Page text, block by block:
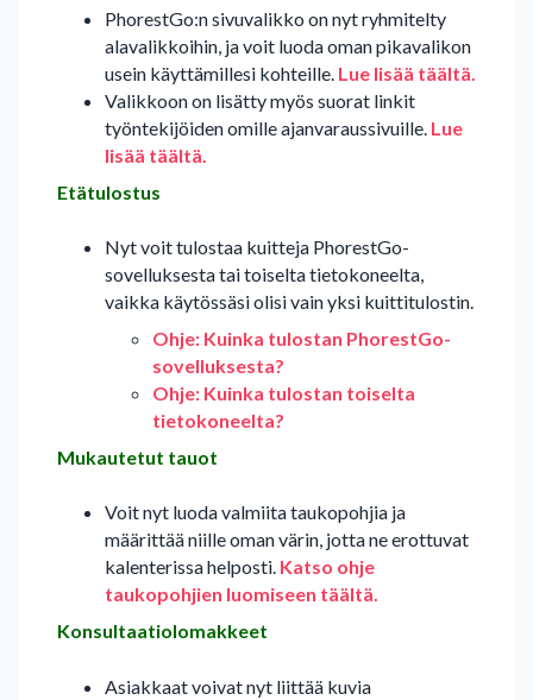
PhorestGo:n sivuvalikko on nyt ryhmitelty
alavalikkoihin, ja voit luoda oman pikavalikon
usein käyttämillesi kohteille. Lue lisää täältä.
Valikkoon on lisätty myös suorat linkit
työntekijöiden omille ajanvaraussivuille. Lue
lisää täältä.
Etätulostus
Nyt voit tulostaa kuitteja PhorestGo-
sovelluksesta tai toiselta tietokoneelta,
vaikka käytössäsi olisi vain yksi kuittitulostin.
Ohje: Kuinka tulostan PhorestGo-
sovelluksesta?
Ohje: Kuinka tulostan toiselta
tietokoneelta?
Mukautetut tauot
Voit nyt luoda valmiita taukopohjia ja
määrittää niille oman värin, jotta ne erottuvat
kalenterissa helposti. Katso ohje
taukopohjien luomiseen täältä.
Konsultaatiolomakkeet
Asiakkaat voivat nyt liittää kuvia